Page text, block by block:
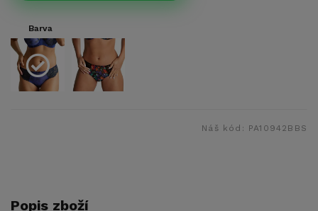
Barva
Náš kód: PA10942BBS
Popis zboží